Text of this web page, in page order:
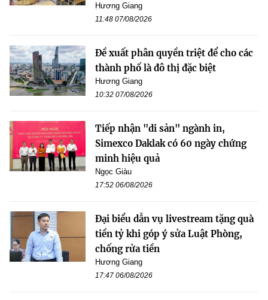
Hương Giang
11:48 07/08/2026
Đề xuất phân quyền triệt để cho các
thành phố là đô thị đặc biệt
Hương Giang
10:32 07/08/2026
Tiếp nhận "di sản" ngành in,
Simexco Daklak có 60 ngày chứng
minh hiệu quả
Ngọc Giàu
17:52 06/08/2026
Đại biểu dẫn vụ livestream tặng quà
tiền tỷ khi góp ý sửa Luật Phòng,
chống rửa tiền
Hương Giang
17:47 06/08/2026